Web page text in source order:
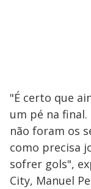
"É certo que
um pé na
não foram os
como precisa
sofrer gols",
City, Manuel